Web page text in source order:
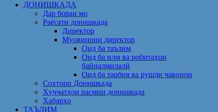
ДОНИШКАДА
Дар бораи мо
Раёсати донишкада
Директор
Муовинони директор
Оид ба таълим
Оид ба илм ва робитаҳои
байналмилалӣ
Оид ба тарбия ва рушди ҷавонон
Сохтори Донишкада
Ҳуҷҷатҳои расмии донишкада
Хабарҳо
ТАЪЛИМ